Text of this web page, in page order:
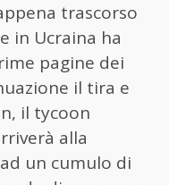
trascorso
in Ucraina ha
pagine dei
il tira e
il tycoon
alla
un cumulo di